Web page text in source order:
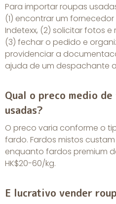
Para importar roupas
(1) encontrar um
Indetexx, (2) solicitar fotos
(3) fechar o pedido e
providenciar a
ajuda de um despachante
Qual o preco medio
usadas?
O preco varia conforme o
fardo. Fardos mistos
enquanto fardos premium
HK$20-60/kg.
E lucrativo vender